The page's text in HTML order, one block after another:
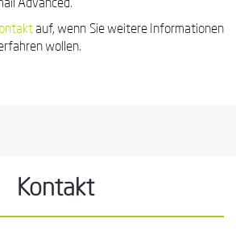
auf, wenn Sie weitere Informationen
wollen.
Kontakt